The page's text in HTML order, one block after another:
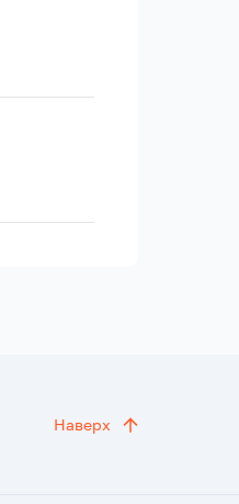
Наверх